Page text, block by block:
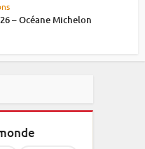
– Océane Michelon